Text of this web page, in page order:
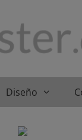
Diseño